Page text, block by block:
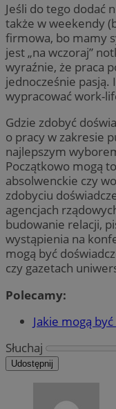
Jeśli do tego dodać
także w weekendy
firmowa, bo mamy
jest „na wczoraj”
wyraźnie, że praca
jednocześnie
wypracować work-
Gdzie zdobyć
o pracy w zakresie
najlepszym
Początkowo mogą
absolwenckie czy
zdobyciu
agencjach
budowanie relacji,
wystąpienia na
mogą być
czy gazetach
Polecamy:
Jakie mogą
Słuchaj
Udostępnij